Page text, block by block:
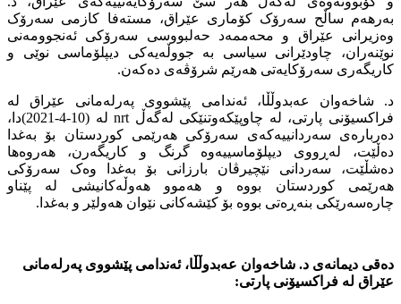
بەرهەم ساڵح سەرۆک کۆمارى عێراق، مستەفا کازمى سەرۆک
وەزیرانى عێراق و محەممەد حەلبووسى سەرۆکى ئەنجوومەنى
نوێنەران، چاودێرانى سیاسى بە جووڵەیەکى دیپلۆماسى نوێى و
کاریگەرى سەرۆکایەتى هەرێم شرۆڤەى دەکەن.
د. شاخەوان عەبدوڵڵا، ئەندامى پێشووى پەرلەمانى عێراق لە
فراکسیۆنى پارتى، لە چاوپێکەوتنێکى لەگەڵ nrt لە (10-4-2021)دا،
دەربارەى سەردانییەکەى سەرۆکى هەرێمى کوردستان بۆ بەغدا
دەڵێت، لەڕووى دیپلۆماسییەوە گرنگ و کاریگەرن، هەروەها
دەشڵێت، سەردانى نێچیرڤان بارزانى بۆ بەغدا وەک سەرۆکى
هەرێمى کوردستان بووە و هەموو هەوڵەکانیشى لە پێناو
چارەسەرێکى بنەڕەتى بووە بۆ کێشەکانى نێوان هەولێر و بەغدا.
دەقى دیمانەى د. شاخەوان عەبدوڵڵا، ئەندامى پێشووى پەرلەمانى
عێراق لە فراکسیۆنى پارتى: